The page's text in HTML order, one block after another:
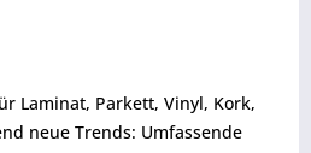
Laminat, Parkett, Vinyl, Kork,
neue Trends: Umfassende